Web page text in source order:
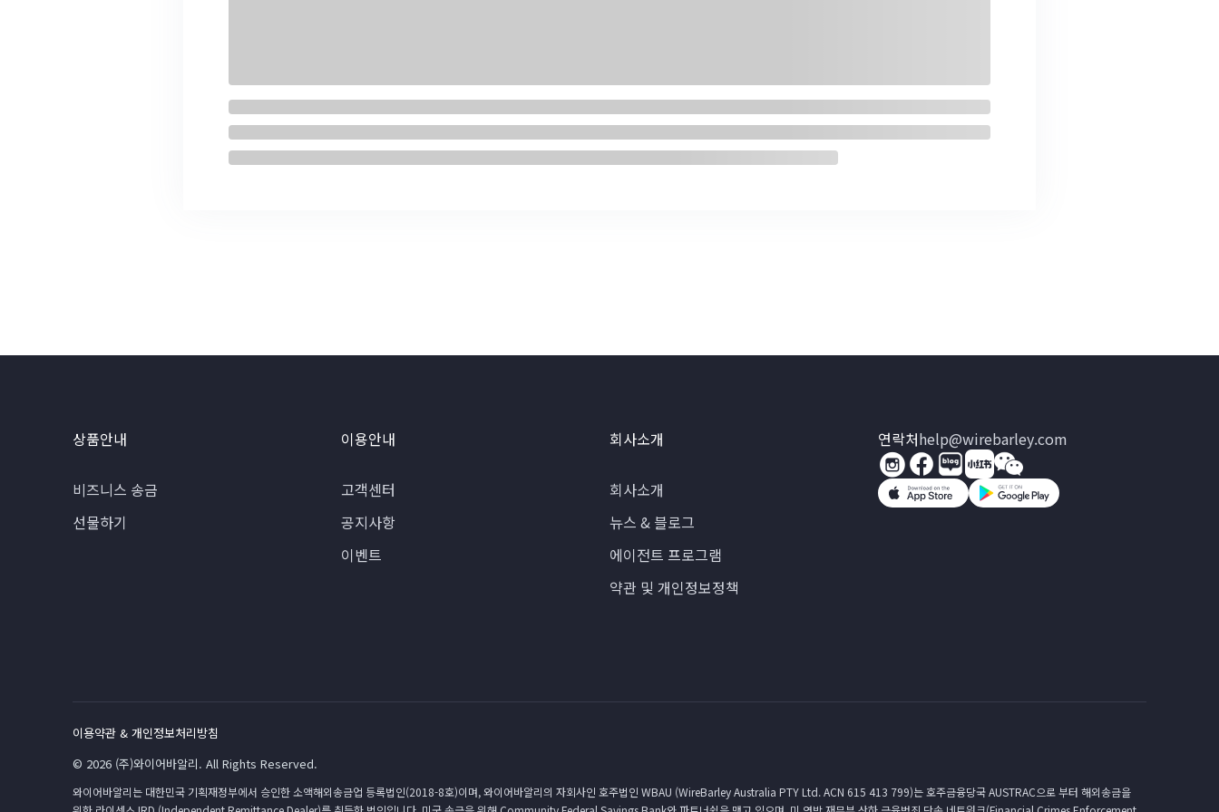
상품안내
비즈니스 송금
선물하기
이용안내
고객센터
공지사항
이벤트
회사소개
회사소개
뉴스 & 블로그
에이전트 프로그램
약관 및 개인정보정책
연락처help@wirebarley.com
이용약관 & 개인정보처리방침
© 2026 (주)와이어바알리. All Rights Reserved.
와이어바알리는 대한민국 기획재정부에서 승인한 소액해외송금업 등록법인(2018-8호)이며, 와이어바알리의 자회사인 호주법인 WBAU (WireBarley Australia PTY Ltd. ACN 615 413 799)는 호주금융당국 AUSTRAC으로 부터 해외송금을